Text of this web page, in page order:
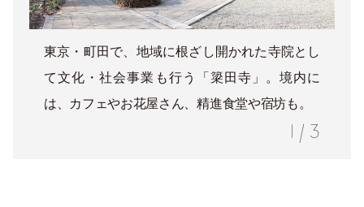
東京・町田で、地域に根ざし開かれた寺院とし
て文化・社会事業も行う「簗田寺」。境内に
は、カフェやお花屋さん、精進食堂や宿坊も。
1 / 3